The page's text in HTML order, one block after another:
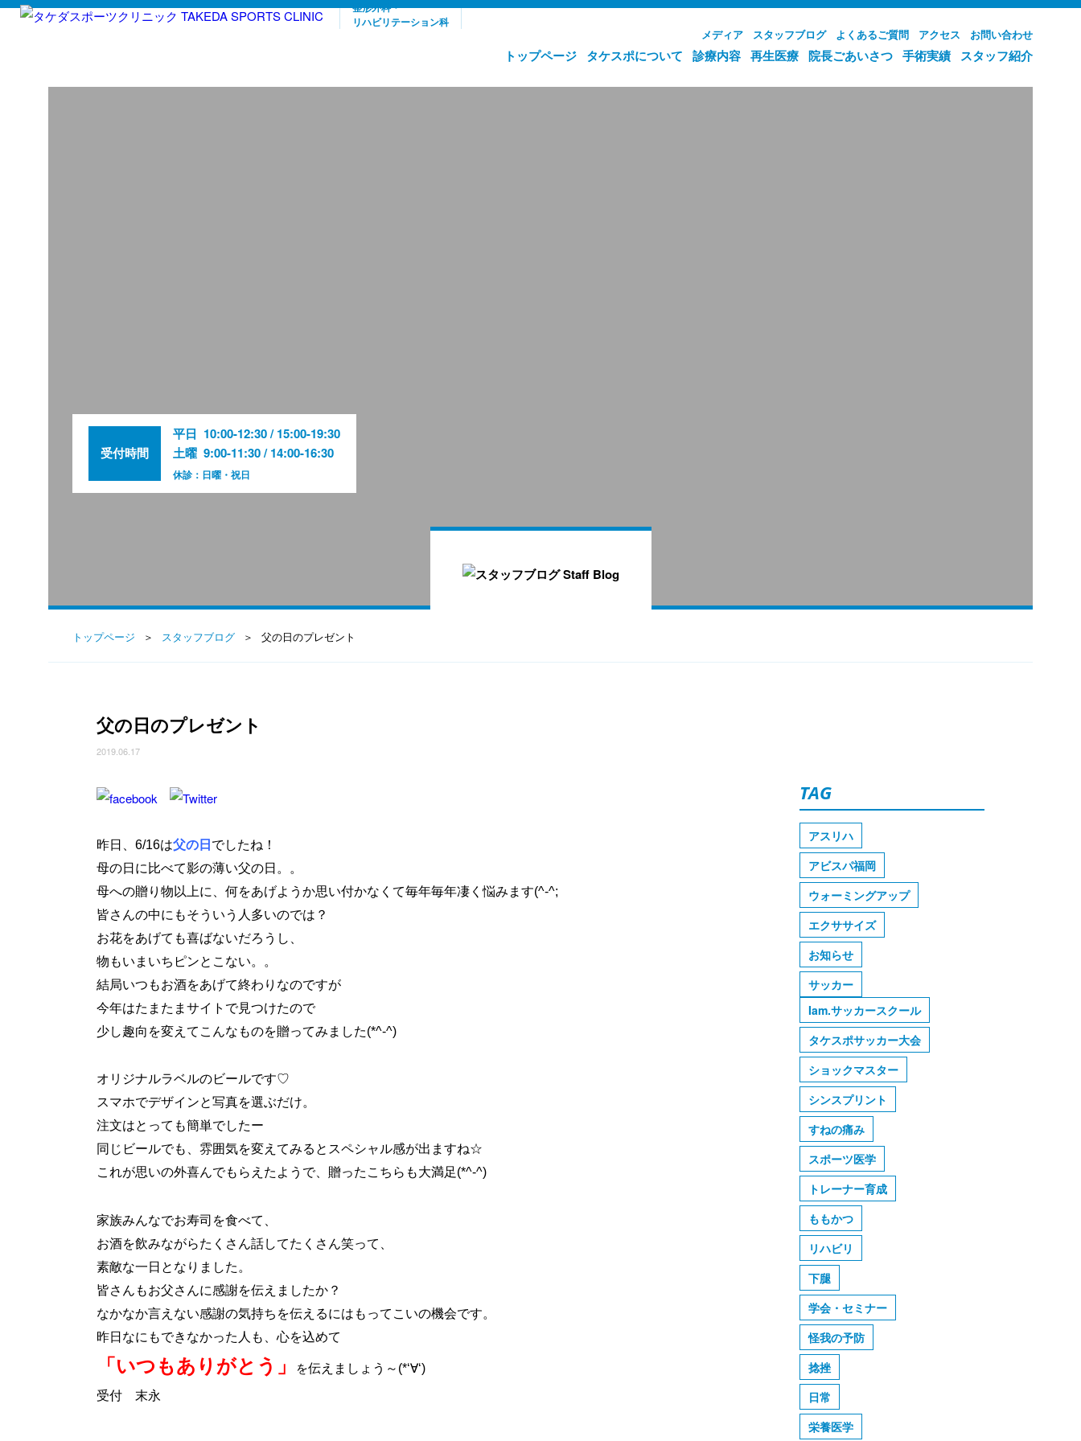
メディア スタッフブログ よくあるご質問 アクセス お問い合わせ
トップページ タケスポについて 診療内容 再生医療 院長ごあいさつ 手術実績 スタッフ紹介
受付時間
平日 10:00-12:30 / 15:00-19:30
土曜 9:00-11:30 / 14:00-16:30
休診：日曜・祝日
整形外科・
リハビリテーション科
トップページ スタッフブログ 父の日のプレゼント
父の日のプレゼント
2019.06.17
昨日、6/16は父の日 でしたね！
母の日に比べて影の薄い父の日。。
母への贈り物以上に、 何をあげようか思い付かなくて毎年毎年凄く悩みます(^-^;
皆さんの中にもそういう人多いのでは？
お花をあげても喜ばないだろうし、
物もいまいちピンとこない。。
結局いつもお酒をあげて終わりなのですが
今年はたまたまサイトで見つけたので
少し趣向を変えてこんなものを贈ってみました(*^-^)
オリジナルラベルのビールです♡
スマホでデザインと写真を選ぶだけ。
注文はとっても簡単でしたー
同じビールでも、雰囲気を変えてみるとスペシャル感が出ますね☆
これが思いの外喜んでもらえたようで、 贈ったこちらも大満足(*^-^)
家族みんなでお寿司を食べて、
お酒を飲みながらたくさん話してたくさん笑って、
素敵な一日となりました。
皆さんもお父さんに感謝を伝えましたか？
なかなか言えない感謝の気持ちを伝えるにはもってこいの機会です。
昨日なにもできなかった人も、心を込めて
「いつもありがとう」 を伝えましょう～(*‘∀‘)
受付 末永
TAG
アスリハ
アビスパ福岡
ウォーミングアップ
エクササイズ
お知らせ
サッカー
Iam.サッカースクール
タケスポサッカー大会
ショックマスター
シンスプリント
すねの痛み
スポーツ医学
トレーナー育成
ももかつ
リハビリ
下腿
学会・セミナー
怪我の予防
捻挫
日常
栄養医学